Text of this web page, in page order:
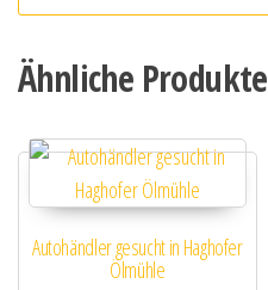
Ähnliche Produkte
Autohändler gesucht in Haghofer
Ölmühle